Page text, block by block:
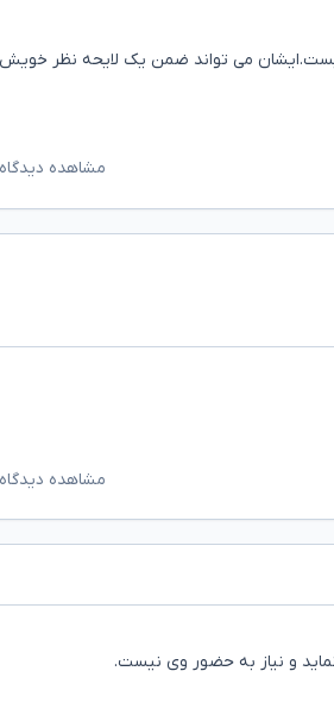
نیست.ایشان می تواند ضمن یک لایحه نظر خویش
مشاهده
مشاهده
نماید و نیاز به حضور وی نیست.